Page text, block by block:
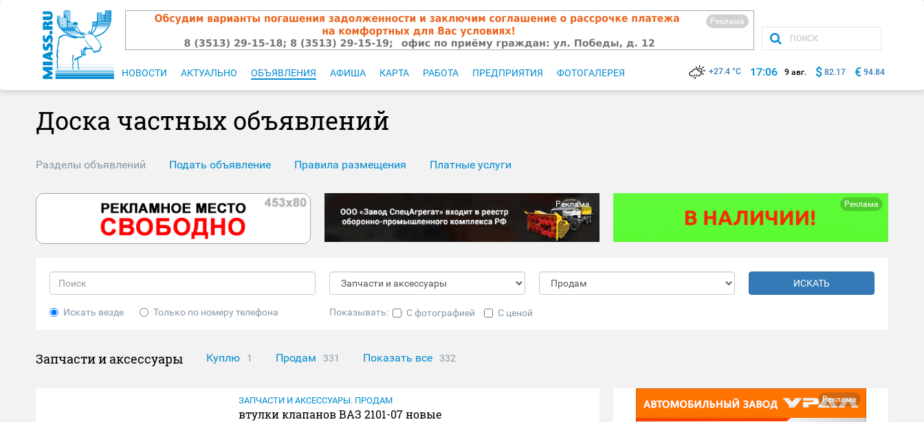
Реклама
НОВОСТИ АКТУАЛЬНО ОБЪЯВЛЕНИЯ АФИША КАРТА РАБОТА ПРЕДПРИЯТИЯ ФОТОГАЛЕРЕЯ +27.4 °C 17:06 9 авг. $ 82.17 € 94.84
Доска частных объявлений
Разделы объявлений Подать объявление Правила размещения Платные услуги
Реклама Реклама
ИСКАТЬ
Искать везде Только по номеру телефона Показывать: С фотографией С ценой
Запчасти и аксессуары Куплю 1 Продам 331 Показать все 332
ЗАПЧАСТИ И АКСЕССУАРЫ. ПРОДАМ
втулки клапанов ВАЗ 2101-07 новые
Реклама